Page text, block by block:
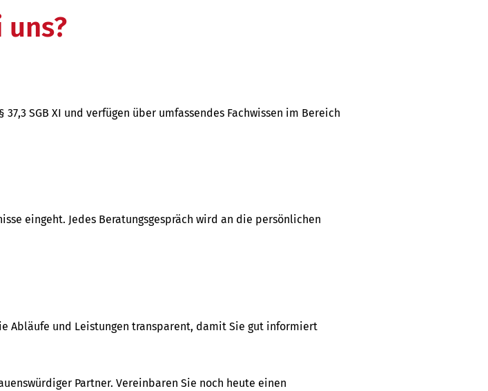
SGB XI und verfügen über umfassendes Fachwissen im Bereich
eingeht. Jedes Beratungsgespräch wird an die persönlichen
Abläufe und Leistungen transparent, damit Sie gut informiert
Partner. Vereinbaren Sie noch heute einen